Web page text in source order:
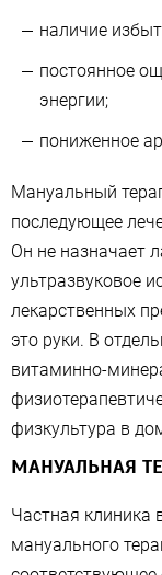
наличие
постоянное
энергии;
пониженное
Мануальный
последующее
Он не назначает
ультразвуковое
лекарственных
это руки. В
витаминно-
физкультура в
МАНУАЛЬНАЯ
Частная клиника
мануального